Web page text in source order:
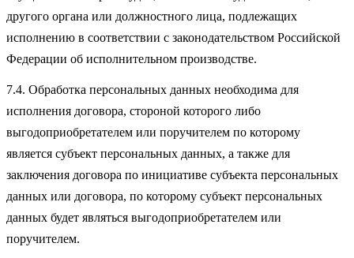
другого органа или должностного лица, подлежащих
исполнению в соответствии с законодательством Российской
Федерации об исполнительном производстве.
7.4. Обработка персональных данных необходима для
исполнения договора, стороной которого либо
выгодоприобретателем или поручителем по которому
является субъект персональных данных, а также для
заключения договора по инициативе субъекта персональных
данных или договора, по которому субъект персональных
данных будет являться выгодоприобретателем или
поручителем.